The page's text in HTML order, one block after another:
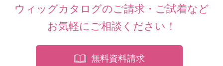
ウィッグカタログのご請求・ご試着など
お気軽にご相談ください！
無料資料請求